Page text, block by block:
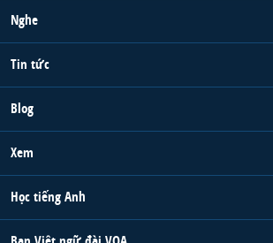
Nghe
Tin tức
Blog
Xem
Học tiếng Anh